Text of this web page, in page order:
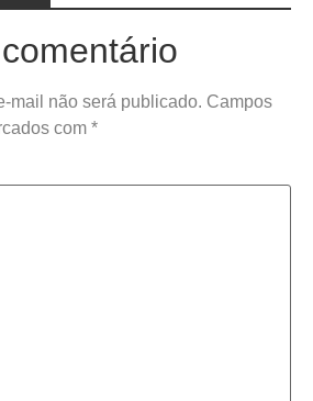
mail não será publicado. Campos
com *